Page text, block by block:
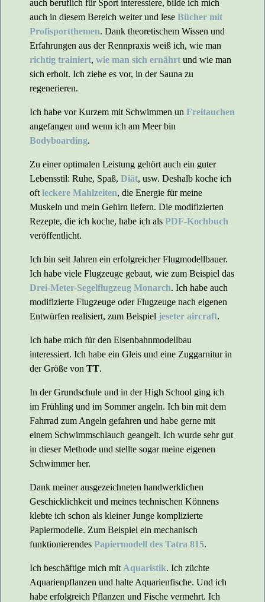
auch beruflich für Sport interessiere, bilde ich mich
auch in diesem Bereich weiter und lese Bücher mit
Profisportthemen. Dank theoretischem Wissen und
Erfahrungen aus der Rennpraxis weiß ich, wie man
richtig trainiert, wie man sich ernährt und wie man
sich erholt. Ich ziehe es vor, in der Sauna zu
regenerieren.
Ich habe vor Kurzem mit Schwimmen un Freitauchen
angefangen und wenn ich am Meer bin
Bodyboarding.
Zu einer optimalen Leistung gehört auch ein guter
Lebensstil: Ruhe, Spaß, Diät, usw. Deshalb koche ich
oft leckere Mahlzeiten, die Energie für meine
Muskeln und mein Gehirn liefern. Die modifizierten
Rezepte, die ich koche, habe ich als PDF-Kochbuch
veröffentlicht.
Ich bin seit Jahren ein erfolgreicher Flugmodellbauer.
Ich habe viele Flugzeuge gebaut, wie zum Beispiel das
Drei-Meter-Segelflugzeug Monarch. Ich habe auch
modifizierte Flugzeuge oder Flugzeuge nach eigenen
Entwürfen realisiert, zum Beispiel jeseter aircraft.
Ich habe mich für den Eisenbahnmodellbau
interessiert. Ich habe ein Gleis und eine Zuggarnitur in
der Größe von TT.
In der Grundschule und in der High School ging ich
im Frühling und im Sommer angeln. Ich bin mit dem
Fahrrad zum Angeln gefahren und habe gerne mit
einem Schwimmschlauch geangelt. Ich wurde sehr gut
in dieser Methode und stellte sogar meine eigenen
Schwimmer her.
Dank meiner ausgezeichneten handwerklichen
Geschicklichkeit und meines technischen Könnens
klebte ich schon als kleiner Junge komplizierte
Papiermodelle. Zum Beispiel ein mechanisch
funktionierendes Papiermodell des Tatra 815.
Ich beschäftige mich mit Aquaristik. Ich züchte
Aquarienpflanzen und halte Aquarienfische. Und ich
habe erfolgreich Pflanzen und Fische vermehrt. Ich